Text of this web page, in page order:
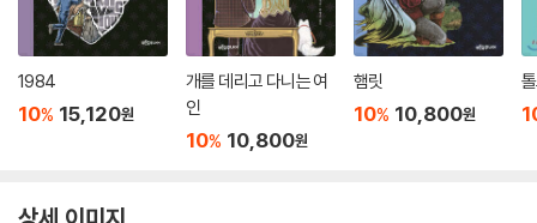
1984
10% 15,120원
개를 데리고 다니는 여
인
10% 10,800원
햄릿
10% 10,800원